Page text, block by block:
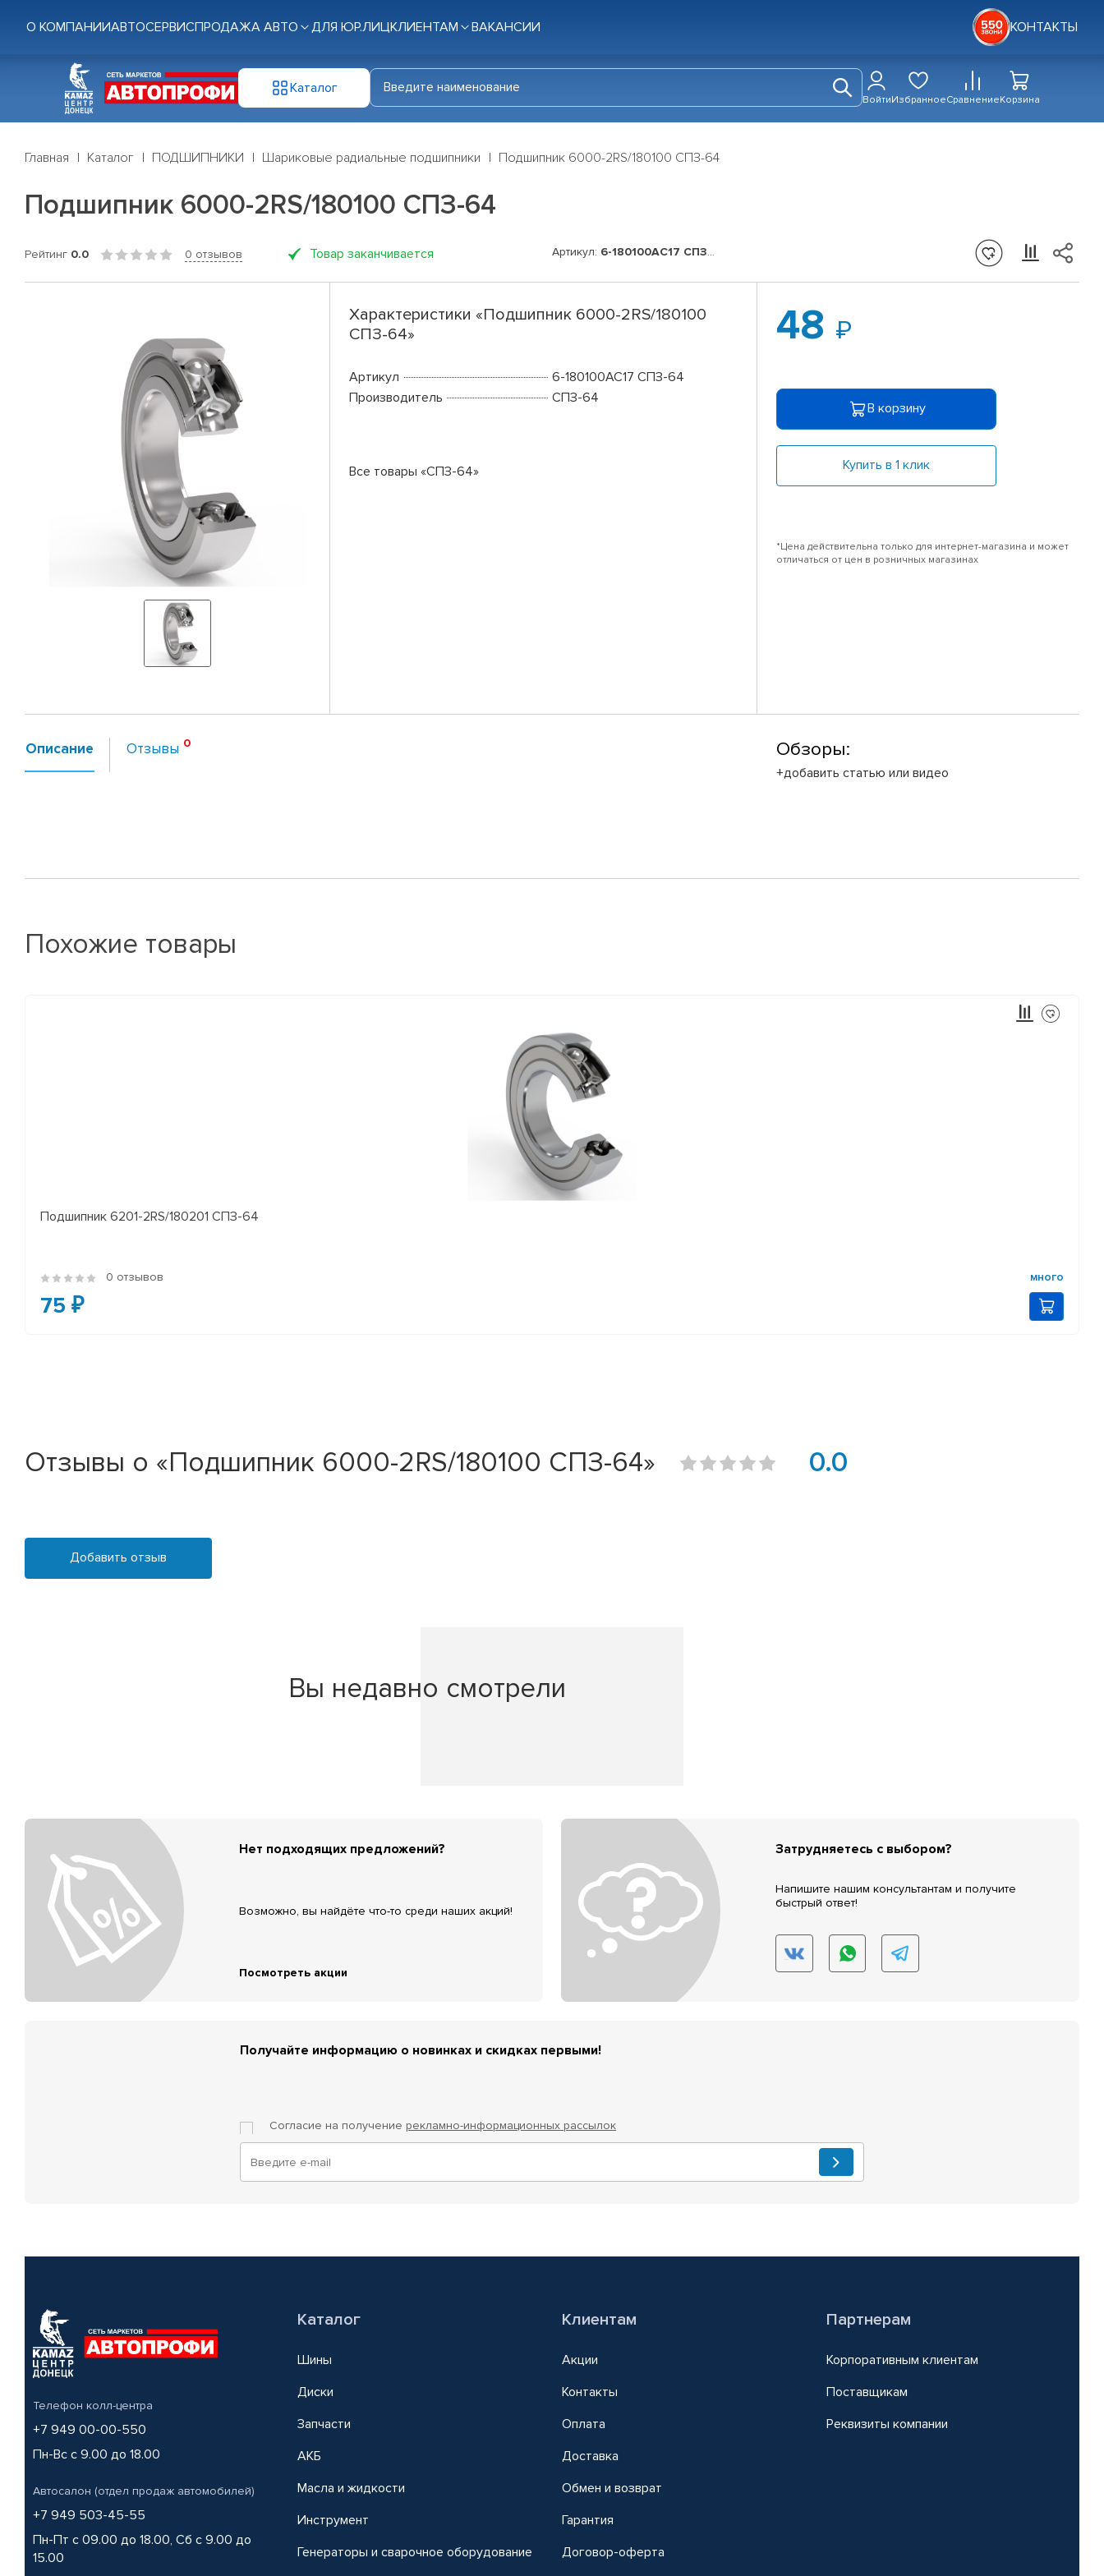
О КОМПАНИИАВТОСЕРВИСПРОДАЖА АВТО ДЛЯ ЮР.ЛИЦКЛИЕНТАМ ВАКАНСИИ КОНТАКТЫ
Каталог
ВойтиИзбранноеСравнениеКорзина
Главная Каталог ПОДШИПНИКИ Шариковые радиальные подшипники Подшипник 6000-2RS/180100 СПЗ-64
Подшипник 6000-2RS/180100 СПЗ-64
Рейтинг 0.0 0 отзывов Товар заканчивается Артикул: 6-180100АС17 СПЗ-64
Характеристики «Подшипник 6000-2RS/180100
СПЗ-64»
Артикул
6-180100АС17 СПЗ-64
Производитель
СПЗ-64
Все товары «СПЗ-64»
48
В корзину
Купить в 1 клик
*Цена действительна только для интернет-магазина и может
отличаться от цен в розничных магазинах
Описание Отзывы Обзоры:
+добавить статью или видео
Похожие товары
Подшипник 6201-2RS/180201 СПЗ-64
0 отзывов много
75 ₽
Отзывы о «Подшипник 6000-2RS/180100 СПЗ-64» 0.0
Добавить отзыв
Вы недавно смотрели
Нет подходящих предложений?
Возможно, вы найдёте что-то среди наших акций!
Посмотреть акции
Затрудняетесь с выбором?
Напишите нашим консультантам и получите
быстрый ответ!
Получайте информацию о новинках и скидках первыми!
Согласие на получение рекламно-информационных рассылок
Телефон колл-центра
+7 949 00-00-550
Пн-Вс с 9.00 до 18.00
Автосалон (отдел продаж автомобилей)
+7 949 503-45-55
Пн-Пт с 09.00 до 18.00, Сб с 9.00 до
15.00
Каталог
Шины
Диски
Запчасти
АКБ
Масла и жидкости
Инструмент
Генераторы и сварочное оборудование
Клиентам
Акции
Контакты
Оплата
Доставка
Обмен и возврат
Гарантия
Договор-оферта
Партнерам
Корпоративным клиентам
Поставщикам
Реквизиты компании